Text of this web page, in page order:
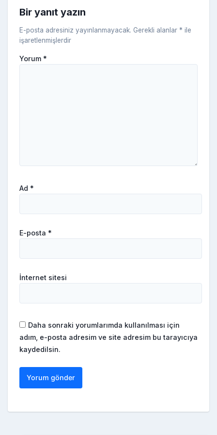
ki
Bir yanıt yazın
E-posta adresiniz yayınlanmayacak. Gerekli alanlar * ile
işaretlenmişlerdir
Yorum *
Ad *
E-posta *
İnternet sitesi
Daha sonraki yorumlarımda kullanılması için
adım, e-posta adresim ve site adresim bu tarayıcıya
kaydedilsin.